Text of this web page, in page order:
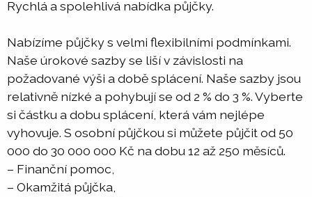
Rychlá a spolehlivá nabídka půjčky.
Nabízíme půjčky s velmi flexibilními podmínkami.
Naše úrokové sazby se liší v závislosti na
požadované výši a době splácení. Naše sazby jsou
relativně nízké a pohybují se od 2 % do 3 %. Vyberte
si částku a dobu splácení, která vám nejlépe
vyhovuje. S osobní půjčkou si můžete půjčit od 50
000 do 30 000 000 Kč na dobu 12 až 250 měsíců.
– Finanční pomoc,
– Okamžitá půjčka,